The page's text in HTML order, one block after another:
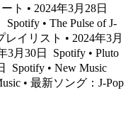
ト • 2024年3月28日
Spotify • The Pulse of J-
レイリスト • 2024年3月
3月30日
Spotify • Pluto
Spotify • New Music
• 最新ソング：J-Pop